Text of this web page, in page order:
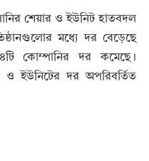
শেয়ার ও ইউনিট হাতবদল
মধ্যে দর বেড়েছে
কোম্পানির দর কমেছে।
ও ইউনিটের দর অপরিবর্তিত